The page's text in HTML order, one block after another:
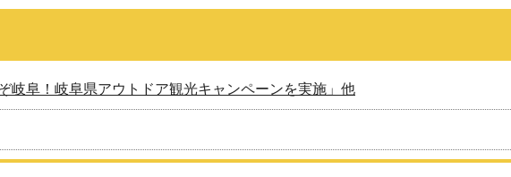
岐阜！岐阜県アウトドア観光キャンペーンを実施」他